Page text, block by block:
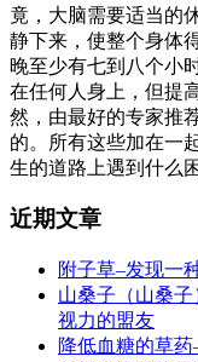
竟，大脑需要适当的
静下来，使整个身体
晚至少有七到八个小
在任何人身上，但提
然，由最好的专家推
的。所有这些加在一
生的道路上遇到什么
近期文章
附子草–发现一
山桑子（山桑
视力的盟友
降低血糖的草